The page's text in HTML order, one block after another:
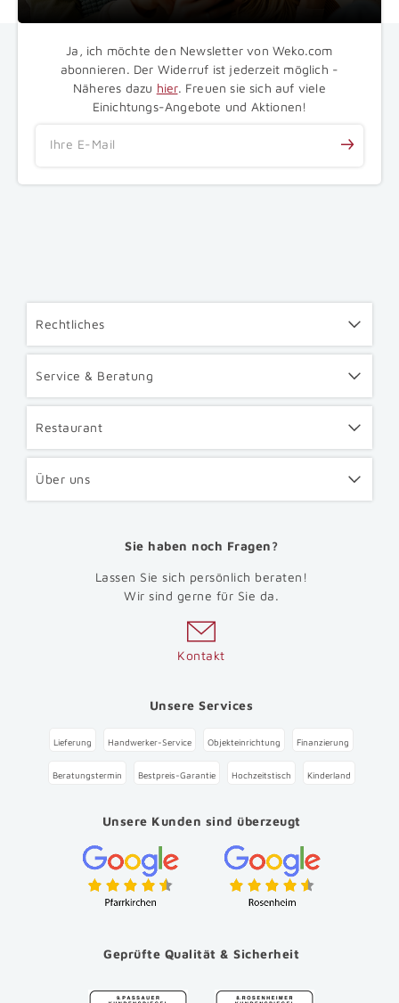
Ja, ich möchte den Newsletter von Weko.com
abonnieren. Der Widerruf ist jederzeit möglich -
Näheres dazu hier. Freuen sie sich auf viele
Einichtungs-Angebote und Aktionen!
Ihre E-Mail
Rechtliches
Service & Beratung
Restaurant
Über uns
Sie haben noch Fragen?
Lassen Sie sich persönlich beraten!
Wir sind gerne für Sie da.
Kontakt
Unsere Services
Lieferung Handwerker-Service Objekteinrichtung Finanzierung
Beratungstermin Bestpreis-Garantie Hochzeitstisch Kinderland
Unsere Kunden sind überzeugt
Geprüfte Qualität & Sicherheit